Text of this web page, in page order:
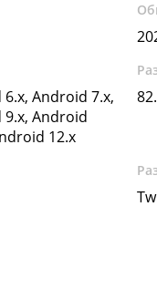
Android 7.x,
Android
12.x